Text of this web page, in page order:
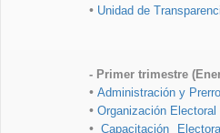
• Unidad de
- Primer trimestre
• Administración y
• Organización Electoral
•Capacitación